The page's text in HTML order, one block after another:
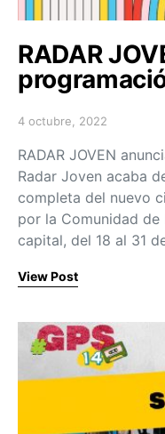
RADAR
Posted on
4 octubre, 2022
RADAR JOVEN
Radar Joven acaba
completa del nuevo
por la Comunidad
capital, del 18 al 31
View Post